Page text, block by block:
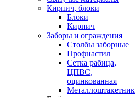
Кирпич, блоки
Блоки
Кирпич
Заборы и ограждения
Столбы заборные
Профнастил
Сетка рабица,
ЦПВС,
оцинкованная
Металлоштакетник